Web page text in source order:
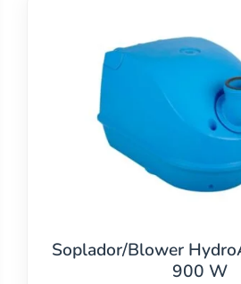
Soplador/Blower
900 W